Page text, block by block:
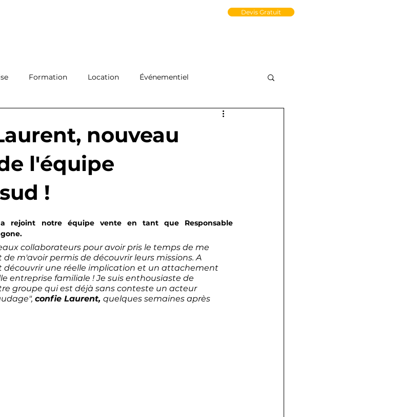
Devis Gratuit
Formation Location Événementiel
nouveau
l'équipe
!
rejoint notre équipe vente en tant que Responsable
collaborateurs pour avoir pris le temps de me
m'avoir permis de découvrir leurs missions. A
découvrir une réelle implication et un attachement
entreprise familiale ! Je suis enthousiaste de
groupe qui est déjà sans conteste un acteur
confie Laurent, quelques semaines après